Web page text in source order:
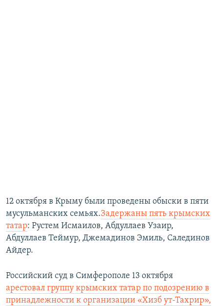
12 октября в Крыму были проведены обыски в пяти
мусульманских семьях.Задержаны пять крымских
татар: Рустем Исмаилов, Абдуллаев Узаир,
Абдуллаев Теймур, Джемадинов Эмиль, Салединов
Айдер.
Российский суд в Симферополе 13 октября
арестовал группу крымских татар по подозрению в
принадлежности к организации «Хизб ут-Тахрир»,